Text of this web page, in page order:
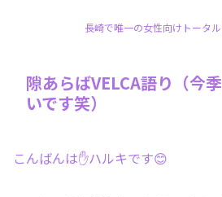
長崎で唯一の女性向けトータル
隙あらばVELCA語り（今
いです笑）
こんばんは✋ハルキです😊